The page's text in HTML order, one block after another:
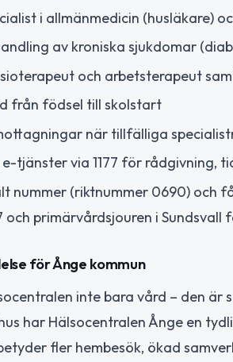
i allmänmedicin (husläkare)
av kroniska sjukdomar
och arbetsterapeut
från födsel till skolstart
när tillfälliga
tjänster via 1177 för rådgivning,
nummer (riktnummer 0690) och
och primärvårdsjouren i Sundsvall
för Ånge kommun
inte bara vård – den
har Hälsocentralen Ånge en
fler hembesök, ökad